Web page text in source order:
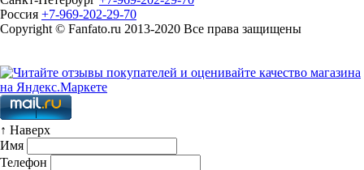
Россия +7-969-202-29-70
Copyright © Fanfato.ru 2013-2020 Все права защищены
↑ Наверх
Имя
Телефон